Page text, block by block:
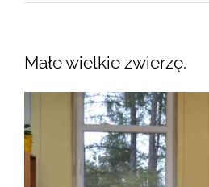
Małe wielkie zwierzę.
większy
obrazek